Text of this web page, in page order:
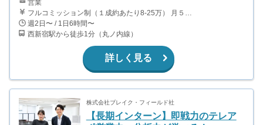
営業
フルコミッション制（１成約あたり8-25万） 月５０万以上稼ぐインターン生も多数います！ ■収入例 ○入社１ヶ月目（明治大学2年生） 役職：アポインター 月間１契約×８万円＝８万円 ＋交通費 ○入社３ヶ月目（東京大学２年生） 役職：アポインター（ランク：ブロンズ） 月間３契約×10万円＝30万円 ＋交通費 ○入社６ヶ月目（早稲田大学３年生） 役職：アポインター（ランク：シルバー） 月間５契約×12万円＝60万円 ＋交通費 ○入社15ヶ月目（慶應大学３年生） 役職：クローザー 月間３契約×25万＝75万円 ＋交通費
週2日〜 / 1日6時間〜
西新宿駅から徒歩1分（丸ノ内線）
詳しく見る
株式会社ブレイク・フィールド社
【長期インターン】即戦力のテレア